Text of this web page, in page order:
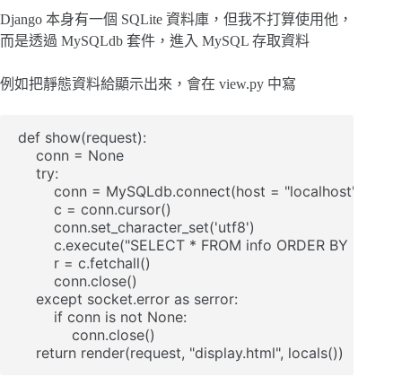
Django 本身有一個 SQLite 資料庫，但我不打算使用他，
而是透過 MySQLdb 套件，進入 MySQL 存取資料
例如把靜態資料給顯示出來，會在 view.py 中寫
def show(request):
    conn = None
    try:
conn = MySQLdb.connect(host = "localhost",
        c = conn.cursor()
        conn.set_character_set('utf8')
        c.execute("SELECT * FROM info ORDER BY sno")
        r = c.fetchall()
        conn.close()
    except socket.error as serror:
        if conn is not None:
            conn.close()
    return render(request, "display.html", locals())